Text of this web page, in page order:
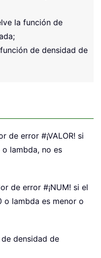
la función de
de densidad de
de error #¡VALOR! si
lambda, no es
de error #¡NUM! si el
o lambda es menor o
densidad de